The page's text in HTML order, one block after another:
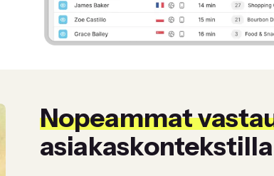
Nopeammat
asiakaskontekstilla